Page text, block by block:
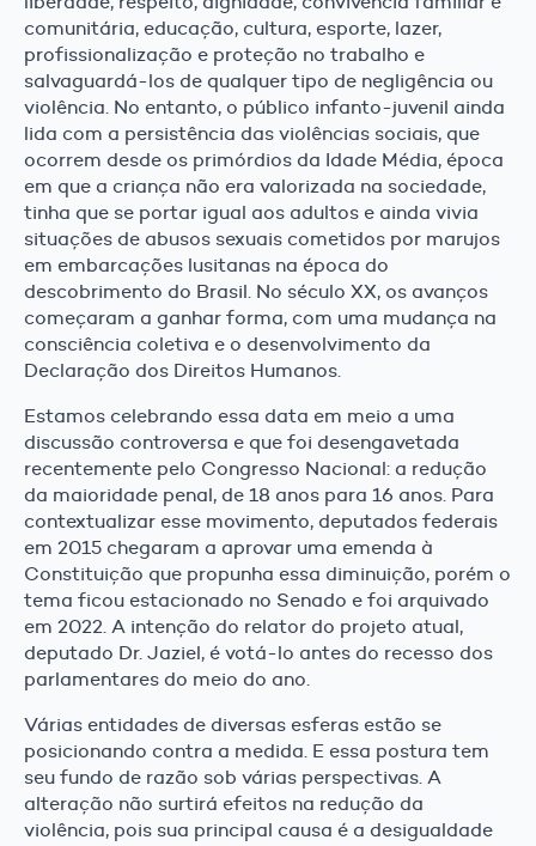
comunitária, educação, cultura, esporte, lazer,
profissionalização e proteção no trabalho e
salvaguardá-los de qualquer tipo de negligência ou
violência. No entanto, o público infanto-juvenil ainda
lida com a persistência das violências sociais, que
ocorrem desde os primórdios da Idade Média, época
em que a criança não era valorizada na sociedade,
tinha que se portar igual aos adultos e ainda vivia
situações de abusos sexuais cometidos por marujos
em embarcações lusitanas na época do
descobrimento do Brasil. No século XX, os avanços
começaram a ganhar forma, com uma mudança na
consciência coletiva e o desenvolvimento da
Declaração dos Direitos Humanos.
Estamos celebrando essa data em meio a uma
discussão controversa e que foi desengavetada
recentemente pelo Congresso Nacional: a redução
da maioridade penal, de 18 anos para 16 anos. Para
contextualizar esse movimento, deputados federais
em 2015 chegaram a aprovar uma emenda à
Constituição que propunha essa diminuição, porém o
tema ficou estacionado no Senado e foi arquivado
em 2022. A intenção do relator do projeto atual,
deputado Dr. Jaziel, é votá-lo antes do recesso dos
parlamentares do meio do ano.
Várias entidades de diversas esferas estão se
posicionando contra a medida. E essa postura tem
seu fundo de razão sob várias perspectivas. A
alteração não surtirá efeitos na redução da
violência, pois sua principal causa é a desigualdade